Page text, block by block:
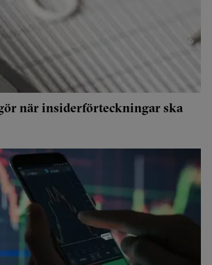
när insiderförteckningar ska